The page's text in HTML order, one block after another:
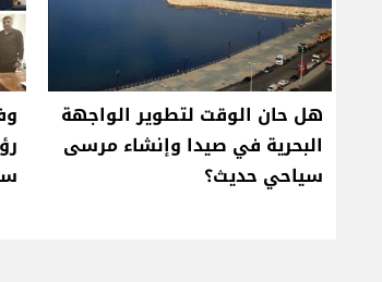
هل حان الوقت لتطوير الواجهة
البحرية في صيدا وإنشاء مرسى
سياحي حديث؟